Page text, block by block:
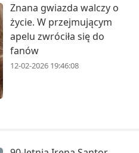
Znana gwiazda walczy o
życie. W przejmującym
apelu zwróciła się do
fanów
12-02-2026 19:46:08